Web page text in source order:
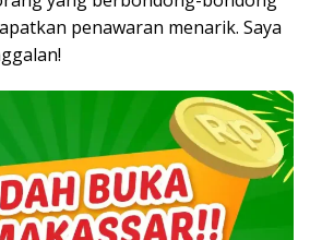
penawaran menarik. Saya